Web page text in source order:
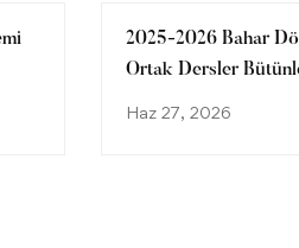
2025-2026 Bahar
Ortak Dersler
Haz 27, 2026